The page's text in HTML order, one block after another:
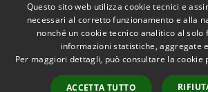
Accessibilità
Privacy
Questo sito web utilizza cookie tecnici e
necessari al corretto funzionamento e alla
nonché un cookie tecnico analitico al solo
informazioni statistiche, aggregate
Per maggiori dettagli, può consultare la cookie
ACCETTA TUTTO